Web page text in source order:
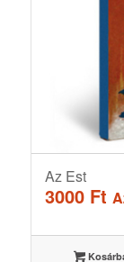
Az Est
3000 Ft